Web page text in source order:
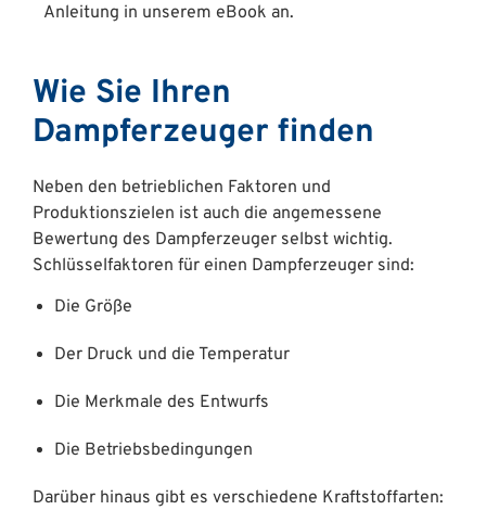
Anleitung in unserem eBook an.
Wie Sie Ihren
Dampferzeuger finden
Neben den betrieblichen Faktoren und
Produktionszielen ist auch die angemessene
Bewertung des Dampferzeuger selbst wichtig.
Schlüsselfaktoren für einen Dampferzeuger sind:
Die Größe
Der Druck und die Temperatur
Die Merkmale des Entwurfs
Die Betriebsbedingungen
Darüber hinaus gibt es verschiedene Kraftstoffarten: